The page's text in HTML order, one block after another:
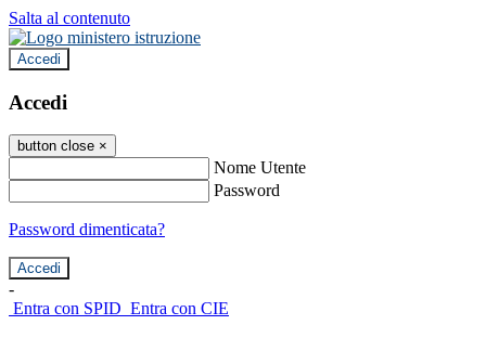
Salta al contenuto
Accedi
Accedi
button close ×
Nome Utente
Password
Password dimenticata?
-
Entra con SPID Entra con CIE